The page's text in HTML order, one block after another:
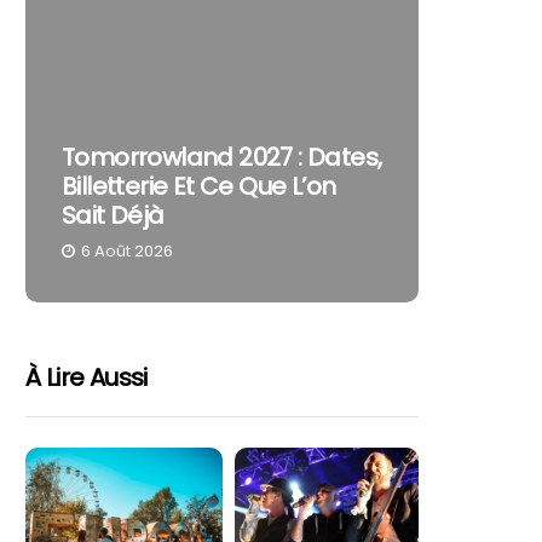
Tomorrowland 2027 : Dates,
Billetterie Et Ce Que L’on
Sait Déjà
6 Août 2026
À Lire Aussi